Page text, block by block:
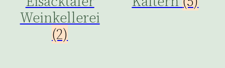
Weinkellerei
(2)